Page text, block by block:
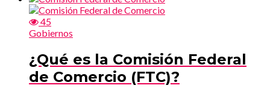
45
Gobiernos
¿Qué es la Comisión Federal
de Comercio (FTC)?